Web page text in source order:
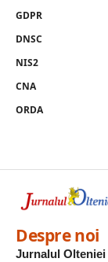
GDPR
DNSC
NIS2
CNA
ORDA
Despre noi
Jurnalul Olteniei